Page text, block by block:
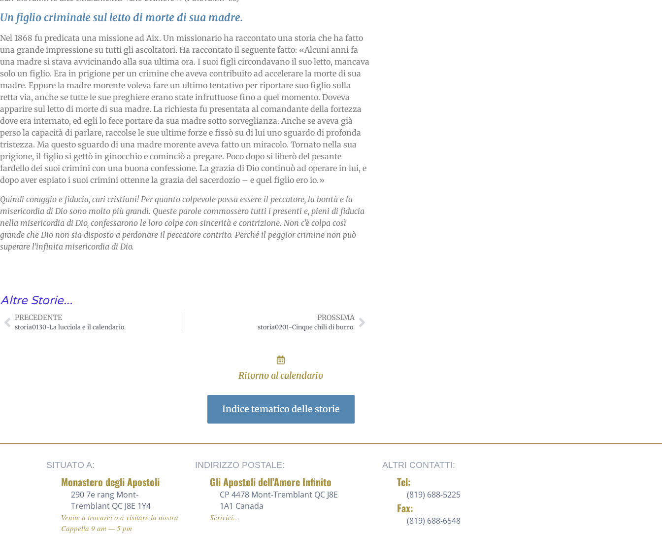
Un figlio criminale sul letto di morte di sua madre.
Nel 1868 fu predicata una missione ad Aix. Un missionario ha raccontato una storia che ha fatto
una grande impressione su tutti gli ascoltatori. Ha raccontato il seguente fatto: «Alcuni anni fa
una madre si stava avvicinando alla sua ultima ora. I suoi figli circondavano il suo letto, mancava
solo un figlio. Era in prigione per un crimine che aveva contribuito ad accelerare la morte di sua
madre. Eppure la madre morente voleva fare un ultimo tentativo per riportare suo figlio sulla
retta via, anche se tutte le sue preghiere erano state infruttuose fino a quel momento. Doveva
apparire sul letto di morte di sua madre. La richiesta fu presentata al comandante della fortezza
dove era internato, ed egli lo fece portare da sua madre sotto sorveglianza. Anche se aveva già
perso la capacità di parlare, raccolse le sue ultime forze e fissò su di lui uno sguardo di profonda
tristezza. Ma questo sguardo di una madre morente aveva fatto un miracolo. Tornato nella sua
prigione, il figlio si gettò in ginocchio e cominciò a pregare. Poco dopo si liberò del pesante
fardello dei suoi crimini con una buona confessione. La grazia di Dio continuò ad operare in lui, e
dopo aver espiato i suoi crimini ottenne la grazia del sacerdozio – e quel figlio ero io.»
Quindi coraggio e fiducia, cari cristiani! Per quanto colpevole possa essere il peccatore, la bontà e la
misericordia di Dio sono molto più grandi. Queste parole commossero tutti i presenti e, pieni di fiducia
nella misericordia di Dio, confessarono le loro colpe con sincerità e contrizione. Non c’è colpa così
grande che Dio non sia disposto a perdonare il peccatore contrito. Perché il peggior crimine non può
superare l’infinita misericordia di Dio.
Altre Storie...
PRECEDENTE
storia0130-La lucciola e il calendario.
PROSSIMA
storia0201-Cinque chili di burro.
Ritorno al calendario
Indice tematico delle storie
SITUATO A:
Monastero degli Apostoli
290 7e rang Mont-
Tremblant QC J8E 1Y4
Venite a trovarci o a visitare la nostra
Cappella 9 am — 5 pm
INDIRIZZO POSTALE:
Gli Apostoli dell’Amore Infinito
CP 4478 Mont-Tremblant QC J8E
1A1 Canada
Scrivici…
ALTRI CONTATTI:
Tel:
(819) 688-5225 ‍
Fax:
(819) 688-6548